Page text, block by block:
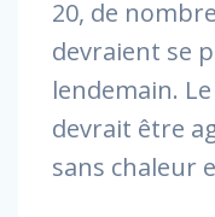
20, de
devraient se
lendemain.
devrait être
sans chaleur